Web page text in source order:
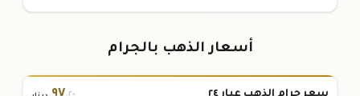
أسعار الذهب بالجرام